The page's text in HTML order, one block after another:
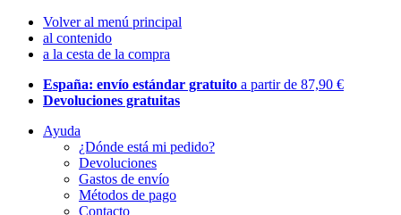
Volver al menú principal
al contenido
a la cesta de la compra
España: envío estándar gratuito a partir de 87,90 €
Devoluciones gratuitas
Ayuda
¿Dónde está mi pedido?
Devoluciones
Gastos de envío
Métodos de pago
Contacto